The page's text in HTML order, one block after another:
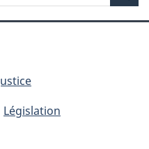
Législation